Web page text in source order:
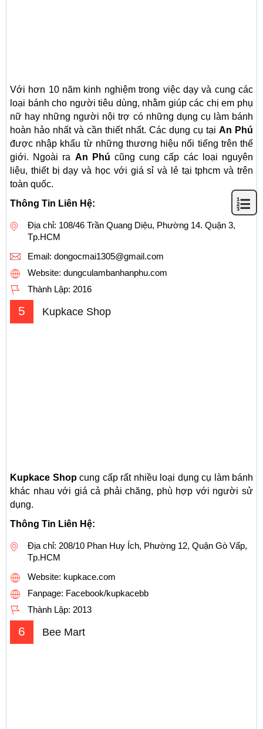
Với hơn 10 năm kinh nghiệm trong việc dạy và cung các
loại bánh cho người tiêu dùng, nhằm giúp các chị em phụ
nữ hay những người nội trợ có những dụng cụ làm bánh
hoàn hảo nhất và cần thiết nhất. Các dụng cụ tại An Phú
được nhập khẩu từ những thương hiệu nổi tiếng trên thế
giới. Ngoài ra An Phú cũng cung cấp các loại nguyên
liệu, thiết bị dạy và học với giá sỉ và lẻ tại tphcm và trên
toàn quốc.
Thông Tin Liên Hệ:
Địa chỉ: 108/46 Trần Quang Diệu, Phường 14. Quận 3,
Tp.HCM
Email: dongocmai1305@gmail.com
Website: dungculambanhanphu.com
Thành Lập: 2016
5 Kupkace Shop
Kupkace Shop cung cấp rất nhiều loại dụng cụ làm bánh
khác nhau với giá cả phải chăng, phù hợp với người sử
dụng.
Thông Tin Liên Hệ:
Địa chỉ: 208/10 Phan Huy Ích, Phường 12, Quận Gò Vấp,
Tp.HCM
Website: kupkace.com
Fanpage: Facebook/kupkacebb
Thành Lập: 2013
6 Bee Mart